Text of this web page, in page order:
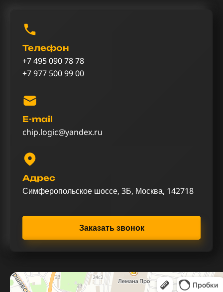
Телефон
+7 495 090 78 78
+7 977 500 99 00
E-mail
chip.logic@yandex.ru
Адрес
Симферопольское шоссе, 3Б, Москва, 142718
Заказать звонок